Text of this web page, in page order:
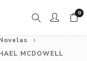
0
MCDOWELL